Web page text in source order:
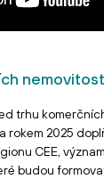
trhu
rokem 2025
CEE,
budou